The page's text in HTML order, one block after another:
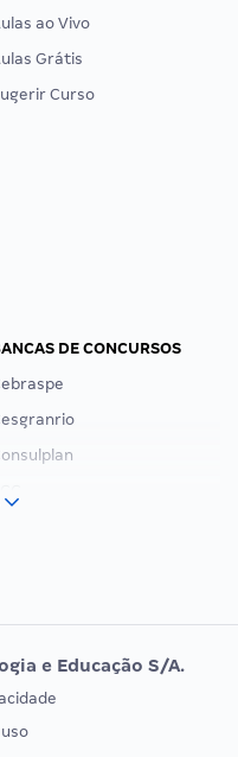
ao Vivo
Grátis
Curso
DE CONCURSOS
DE ORDEM
e Educação S/A.